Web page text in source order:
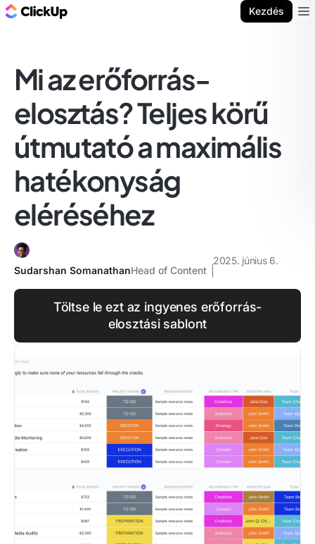
Kezdés
Mi az erőforrás-
elosztás? Teljes körű
útmutató a maximális
hatékonyság
eléréséhez
Sudarshan SomanathanHead of Content
2025. június 6.
Töltse le ezt az ingyenes erőforrás-
elosztási sablont